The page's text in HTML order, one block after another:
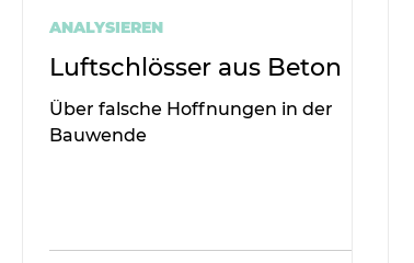
Luftschlösser aus Beton
Über falsche Hoffnungen in der
Bauwende
ANALYSIEREN